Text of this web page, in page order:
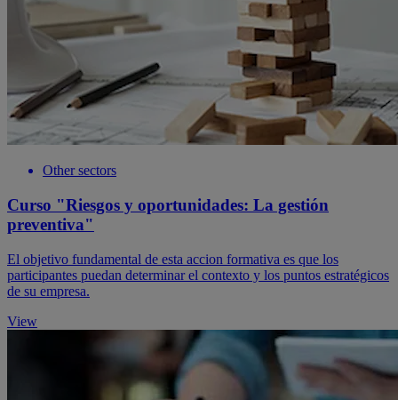
Other sectors
Curso "Riesgos y oportunidades: La gestión
preventiva"
El objetivo fundamental de esta accion formativa es que los
participantes puedan determinar el contexto y los puntos estratégicos
de su empresa.
View